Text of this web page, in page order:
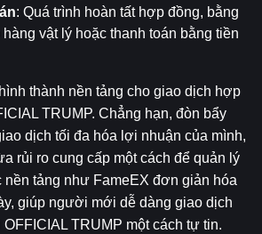
: Quá trình hoàn tất hợp đồng, bằng
vật lý hoặc thanh toán bằng tiền
thành nền tảng cho giao dịch hợp
TRUMP. Chẳng hạn, đòn bẩy
dịch tối đa hóa lợi nhuận của mình,
rủi ro cung cấp một cách để quản lý
nền tảng như FameEX đơn giản hóa
giúp người mới dễ dàng giao dịch
TRUMP một cách tự tin.